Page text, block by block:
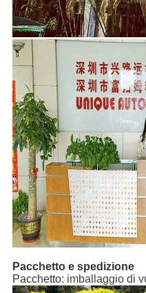
Pacchetto e spedizione
Pacchetto: imballaggio di